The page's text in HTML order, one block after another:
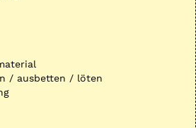
/ ausbetten / löten